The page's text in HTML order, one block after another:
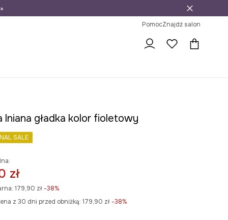
na zwrot
PomocZnajdź salon
lniana gładka kolor fioletowy
SALE
zł
179,90 zł-38%
z 30 dni przed obniżką: 179,90 zł -38%